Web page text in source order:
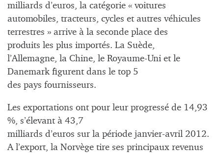
milliards d’euros, la catégorie « voitures
automobiles, tracteurs, cycles et autres véhicules
terrestres » arrive à la seconde place des
produits les plus importés. La Suède,
l’Allemagne, la Chine, le Royaume-Uni et le
Danemark figurent dans le top 5
des pays fournisseurs.
Les exportations ont pour leur progressé de 14,93
%, s’élevant à 43,7
milliards d’euros sur la période janvier-avril 2012.
A l’export, la Norvège tire ses principaux revenus